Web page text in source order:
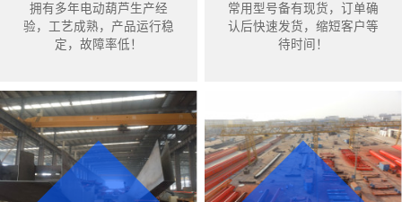
拥有多年电动葫芦生产经
验，工艺成熟，产品运行稳
定，故障率低！
常用型号备有现货，订单确
认后快速发货，缩短客户等
待时间！